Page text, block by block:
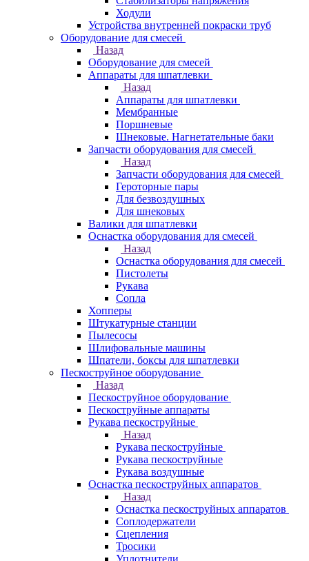
Ходули
Устройства внутренней покраски труб
Оборудование для смесей
Назад
Оборудование для смесей
Аппараты для шпатлевки
Назад
Аппараты для шпатлевки
Мембранные
Поршневые
Шнековые. Нагнетательные баки
Запчасти оборудования для смесей
Назад
Запчасти оборудования для смесей
Героторные пары
Для безвоздушных
Для шнековых
Валики для шпатлевки
Оснастка оборудования для смесей
Назад
Оснастка оборудования для смесей
Пистолеты
Рукава
Сопла
Хопперы
Штукатурные станции
Пылесосы
Шлифовальные машины
Шпатели, боксы для шпатлевки
Пескоструйное оборудование
Назад
Пескоструйное оборудование
Пескоструйные аппараты
Рукава пескоструйные
Назад
Рукава пескоструйные
Рукава пескоструйные
Рукава воздушные
Оснастка пескоструйных аппаратов
Назад
Оснастка пескоструйных аппаратов
Соплодержатели
Сцепления
Тросики
Уплотнители